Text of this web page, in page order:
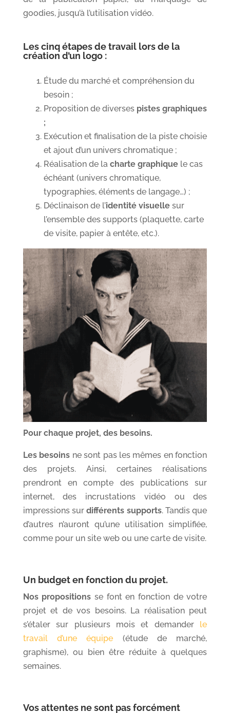
goodies, jusqu’à l’utilisation vidéo.
Les cinq étapes de travail lors de la
création d’un logo :
Étude du marché et compréhension du
besoin ;
Proposition de diversespistes graphiques
;
Exécution et finalisation de la piste choisie
et ajout d’un univers chromatique ;
Réalisation de la charte graphiquele cas
échéant (univers chromatique,
typographies, éléments de langage…) ;
Déclinaison de l’identité visuellesur
l’ensemble des supports (plaquette, carte
de visite, papier à entête, etc.).
Pour chaque projet, des besoins.
Les besoins ne sont pas les mêmes en fonction
des projets. Ainsi, certaines réalisations
prendront en compte des publications sur
internet, des incrustations vidéo ou des
impressions surdifférents supports. Tandis que
d’autres n’auront qu’une utilisation simplifiée,
comme pour un site web ou une carte de visite.
Un budget en fonction du projet.
Nos propositions se font en fonction de votre
projet et de vos besoins. La réalisation peut
s’étaler sur plusieurs mois et demander le
travail d’une équipe (étude de marché,
graphisme), ou bien être réduite à quelques
semaines.
Vos attentes ne sont pas forcément